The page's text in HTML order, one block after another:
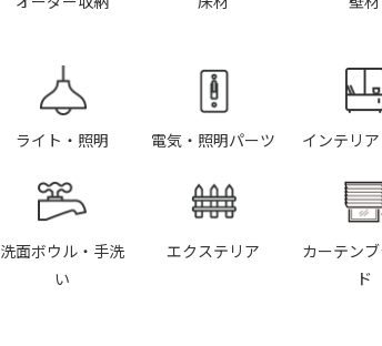
ライト・照明 電気・照明パーツ インテリ
洗面ボウル・手洗
い
エクステリア
カーテン
ド